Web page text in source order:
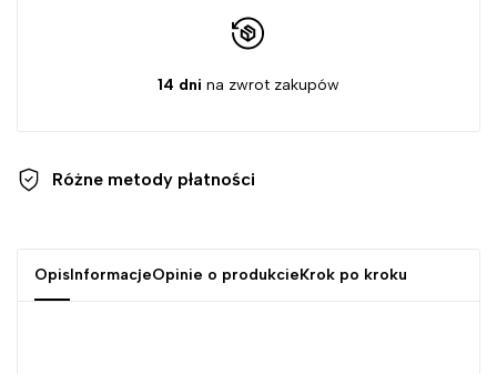
14 dni na zwrot zakupów
Różne metody płatności
OpisInformacjeOpinie o produkcieKrok po kroku